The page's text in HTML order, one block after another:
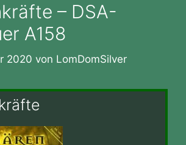
– DSA-
A158
2020 von LomDomSilver